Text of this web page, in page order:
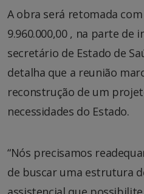
A obra será retomada
9.960.000,00 , na parte de
secretário de Estado de
detalha que a reunião
reconstrução de um
necessidades do Estado.
“Nós precisamos
de buscar uma estrutura